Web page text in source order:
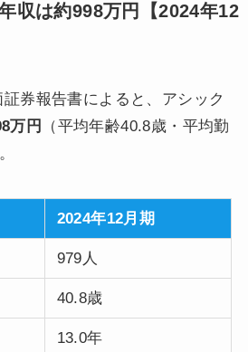
収は約998万円【2024年12
券報告書によると、アシック
万円
（平均年齢40.8歳・平均勤
2024年12月期
979人
40.8歳
13.0年